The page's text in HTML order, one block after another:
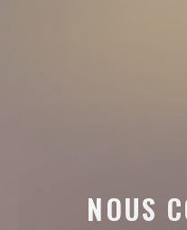
NOUS